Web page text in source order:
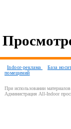
Indoor-реклама
База
помещений
При использовании
Администрация All-Indoor